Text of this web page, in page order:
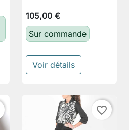
105,00 €
Sur commande
Voir détails
favorite_border